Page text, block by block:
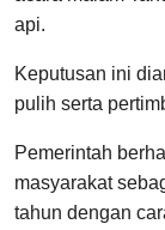
api.
Keputusan ini
pulih serta
Pemerintah
masyarakat
tahun dengan